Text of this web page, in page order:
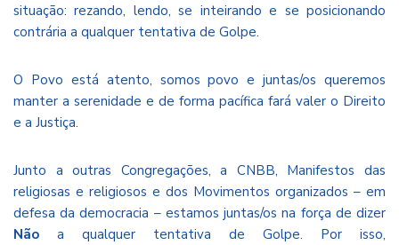
situação: rezando, lendo, se inteirando e se posicionando
contrária a qualquer tentativa de Golpe.
O Povo está atento, somos povo e juntas/os queremos
manter a serenidade e de forma pacífica fará valer o Direito
e a Justiça.
Junto a outras Congregações, a CNBB, Manifestos das
religiosas e religiosos e dos Movimentos organizados – em
defesa da democracia – estamos juntas/os na força de dizer
Não a qualquer tentativa de Golpe. Por isso,